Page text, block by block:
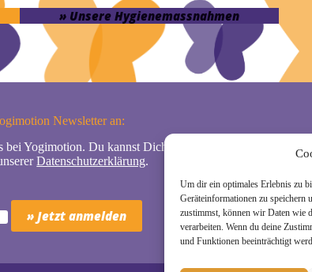
Um dir ein optimales Erlebnis zu
Geräteinformationen zu speichern
zustimmst, können wir Daten wie
verarbeiten. Wenn du deine
und Funktionen beeinträchtigt
» Unsere Hygienemassnahmen
Newsletter an:
Yogimotion. Du kannst Dich natürlich jederzeit wieder
Datenschutzerklärung.